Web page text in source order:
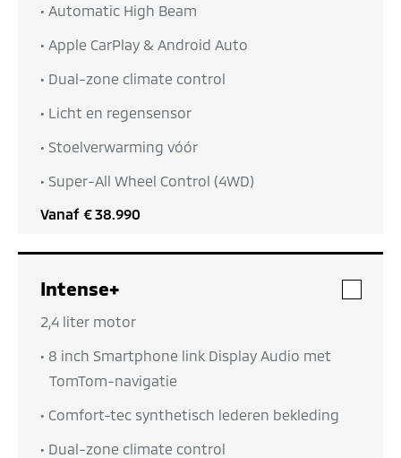
• Automatic High Beam
• Apple CarPlay & Android Auto
• Dual-zone climate control
• Licht en regensensor
• Stoelverwarming vóór
• Super-All Wheel Control (4WD)
Vanaf € 38.990
Intense+
• 2,4 liter motor
• 8 inch Smartphone link Display Audio met
TomTom-navigatie
• Comfort-tec synthetisch lederen bekleding
• Dual-zone climate control